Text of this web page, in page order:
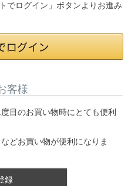
でログイン」ボタンよりお進み
客様
目のお買い物時にとても便利
どお買い物が便利になりま
録